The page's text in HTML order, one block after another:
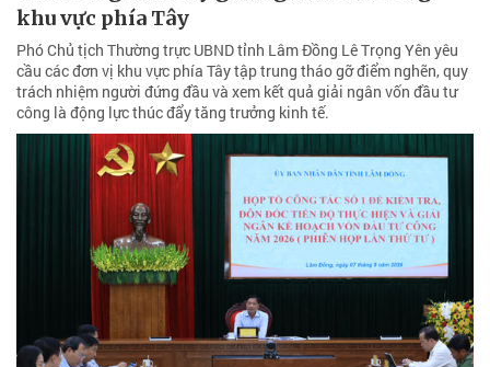
khu vực phía Tây
Phó Chủ tịch Thường trực UBND tỉnh Lâm Đồng Lê Trọng Yên yêu
cầu các đơn vị khu vực phía Tây tập trung tháo gỡ điểm nghẽn, quy
trách nhiệm người đứng đầu và xem kết quả giải ngân vốn đầu tư
công là động lực thúc đẩy tăng trưởng kinh tế.